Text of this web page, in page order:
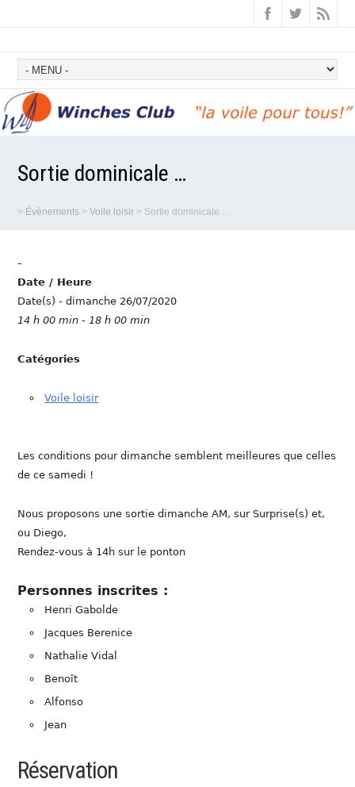
Sortie dominicale …
> Évènements >Voile loisir > Sortie dominicale …
-
Date / Heure
Date(s) - dimanche 26/07/2020
14 h 00 min - 18 h 00 min
Catégories
Voile loisir
Les conditions pour dimanche semblent meilleures que celles
de ce samedi !
Nous proposons une sortie dimanche AM, sur Surprise(s) et,
ou Diego,
Rendez-vous à 14h sur le ponton
Personnes inscrites :
Henri Gabolde
Jacques Berenice
Nathalie Vidal
Benoît
Alfonso
Jean
Réservation